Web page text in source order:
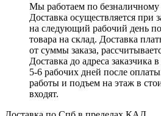
Мы работаем по безналичному
Доставка осуществляется при
на следующий рабочий день
товара на склад. Доставка
от суммы заказа,
Доставка до адреса заказчика
5-6 рабочих дней после
работы и подъем на этаж в
входят.